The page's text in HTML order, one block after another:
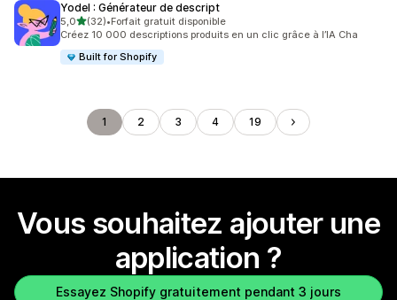
Yodel : Générateur de descript
5,0étoile(s) sur 5
(32)
32 avis au total
•Forfait gratuit disponible
Créez 10 000 descriptions produits en un clic grâce à l’IA Cha
Built for Shopify
1 2 3 4 19
Vous souhaitez ajouter une
application ?
Essayez Shopify gratuitement pendant 3 jours